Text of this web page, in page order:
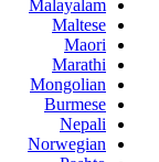
Malayalam
Maltese
Maori
Marathi
Mongolian
Burmese
Nepali
Norwegian